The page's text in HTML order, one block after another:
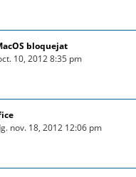
bloquejat
10, 2012 8:35 pm
nov. 18, 2012 12:06 pm